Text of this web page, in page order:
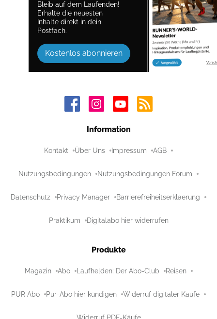
Bleib auf dem Laufenden!
Erhalte die neuesten
Inhalte direkt in dein
Postfach.
Kostenlos abonnieren
Information
Kontakt Über Uns Impressum AGB
Nutzungsbedingungen Nutzungsbedingungen Forum
Datenschutz Privacy Manager Barrierefreiheitserklaerung
Praktikum Digitalabo hier widerrufen
Produkte
Magazin Abo Laufhelden: Der Abo-Club Reisen
PUR Abo Pur-Abo hier kündigen Widerruf digitaler Käufe
Widerruf PDF-Käufe